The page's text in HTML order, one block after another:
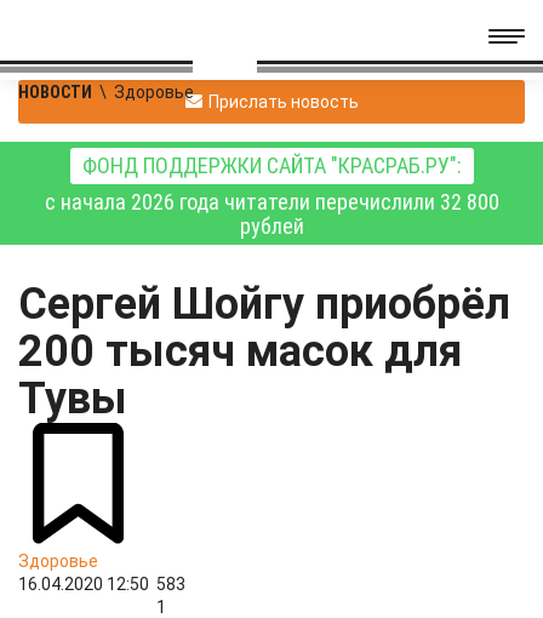
НОВОСТИ \ Здоровье Прислать новость
ФОНД ПОДДЕРЖКИ САЙТА "КРАСРАБ.РУ":
с начала 2026 года читатели перечислили 32 800
рублей
Сергей Шойгу приобрёл
200 тысяч масок для
Тувы
Здоровье
16.04.2020 12:50 583
1